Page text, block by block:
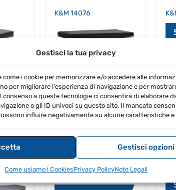
Gestisci la tua privacy
come i cookie per memorizzare e/o accedere alle
per migliorare l'esperienza di navigazione e per
consenso a queste tecnologie ci consentirà di elaborare
o gli ID univoci su questo sito. Il mancato
influire negativamente su alcune caratteristiche
Gestisci opzioni
Come usiamo i CookiesPrivacy PolicyNote Legali
K&M 14076
€82.00 IVA Inclusa €
K&M 18840 Baby Spider
Pro Black